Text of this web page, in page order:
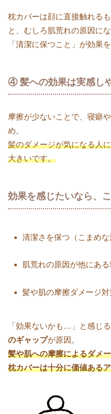
枕カバーは顔に直接触れる
と、むしろ肌荒れの原因にな
「清潔に保つこと」が効果
④ 髪への効果は実感し
摩擦が少ないことで、寝癖
め。
髪のダメージが気になる人
大きいです。
効果を感じたいなら、
清潔さを保つ（こまめな
肌荒れの原因が他にあ
髪や肌の摩擦ダメージ
「効果ないかも…」と感じる
のギャップが原因。
髪や肌への摩擦によるダメ
枕カバーは十分に価値ある